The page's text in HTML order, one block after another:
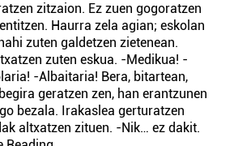
zitzaion. Ez zuen gogoratzen
Haurra zela agian; eskolan
zuten galdetzen zietenean.
zuten eskua. -Medikua! -
-Albaitaria! Bera, bitartean,
geratzen zen, han erantzunen
bezala. Irakaslea gerturatzen
altxatzen zituen. -Nik… ez dakit.